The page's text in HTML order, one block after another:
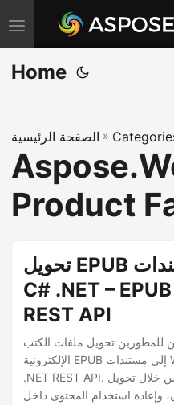
T
o
g
e
n
v
Home
الصفحة الرئيسية »
Product
تحويل EPUB إلى مستندات Word في
C# .NET – EPUB إلى DOCX عبر
REST API
للمطورين تحويل ملفات الكتب
الإلكترونية EPUB إلى مستندات Word قابلة للتحرير باستخدام C#
.NET REST API. من خلال تحويل EPUB إلى DOCX، يمكنك فتح
وإعادة استخدام المحتوى داخل